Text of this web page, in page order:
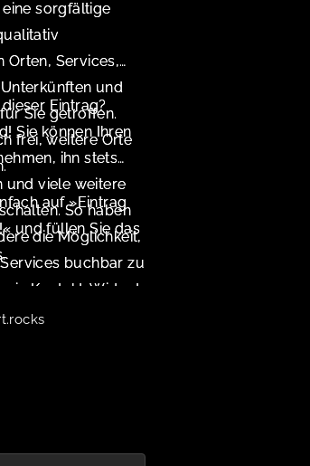
sorgfältige
Orten, Services,
und
Sie getroffen.
frei, weitere Orte
Eintrag?
Sie können Ihren
ihn stets
und viele weitere
So haben
die Möglichkeit,
buchbar zu
ein Kontakt-Widget
auf »Eintrag
und füllen Sie das